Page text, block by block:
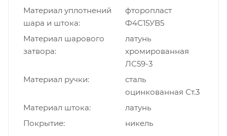
Материал уплотнений
шара и штока
фторопласт
Ф4С15УВ5
Материал шарового
затвора
латунь
хромированная
ЛС59-3
Материал ручки
сталь
оцинкованная Ст.3
Материал штока
латунь
Покрытие
никель